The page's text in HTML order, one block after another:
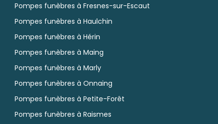
Pompes funèbres à Fresnes-sur-Escaut
Pompes funèbres à Haulchin
Pompes funèbres à Hérin
Pompes funèbres à Maing
Pompes funèbres à Marly
Pompes funèbres à Onnaing
Pompes funèbres à Petite-Forêt
Pompes funèbres à Raismes